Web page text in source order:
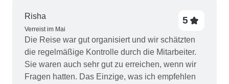
Risha
Verreist im Mai
5
Die Reise war gut organisiert und wir schätzten
die regelmäßige Kontrolle durch die Mitarbeiter.
Sie waren auch sehr gut zu erreichen, wenn wir
Fragen hatten. Das Einzige, was ich empfehlen